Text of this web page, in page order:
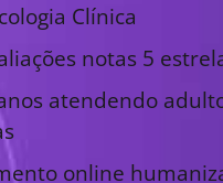
Clínica
notas 5
atendendo
online